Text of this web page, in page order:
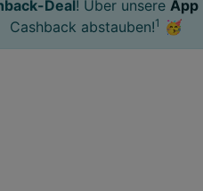
Deal! Über unsere App
Cashback abstauben!1 🥳